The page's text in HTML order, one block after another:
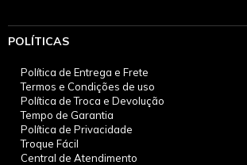
POLÍTICAS
Política de Entrega e Frete
Termos e Condições de uso
Política de Troca e Devolução
Tempo de Garantia
Política de Privacidade
Troque Fácil
Central de Atendimento